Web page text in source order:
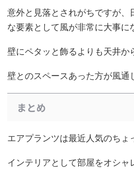
意外と見落とされがちですが、
な要素として風が非常に大事に
壁にペタッと飾るよりも天井か
壁とのスペースあった方が風通
まとめ
エアプランツは最近人気のちょ
インテリアとして部屋をオシャ